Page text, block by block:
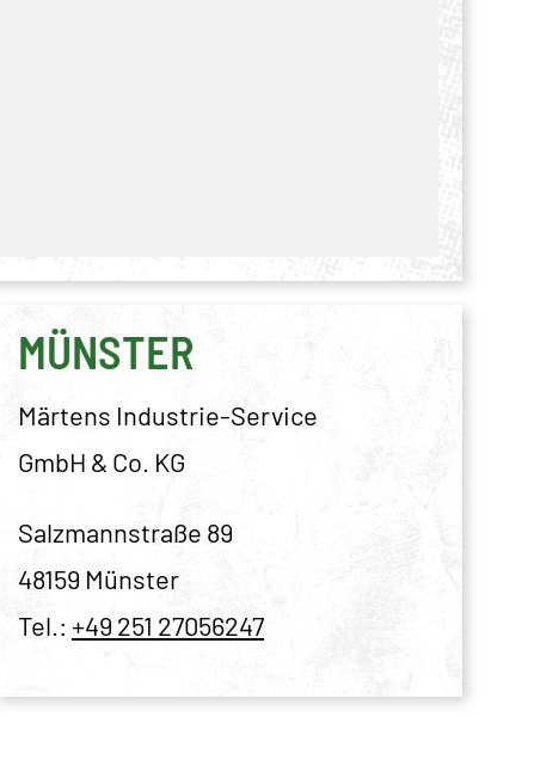
MÜNSTER
Märtens Industrie-Service
GmbH & Co. KG
Salzmannstraße 89
48159 Münster
Tel.: +49 251 27056247